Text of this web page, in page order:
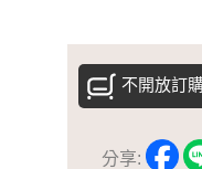
不開放訂
分享: